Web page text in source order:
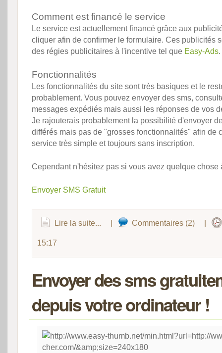
Comment est financé le service
Le service est actuellement financé grâce aux
cliquer afin de confirmer le formulaire. Ces publicités
des régies publicitaires à l'incentive tel que Easy-Ads.
Fonctionnalités
Les fonctionnalités du site sont très basiques et le
probablement. Vous pouvez envoyer des sms,
messages expédiés mais aussi les réponses de vos
Je rajouterais probablement la possibilité d'envoyer
différés mais pas de "grosses fonctionnalités" afin de
service très simple et toujours sans inscription.
Cependant n'hésitez pas si vous avez quelque chose
Envoyer SMS Gratuit
Lire la suite... Commentaires (2)
15:17
Envoyer des sms
depuis votre ordinateur !